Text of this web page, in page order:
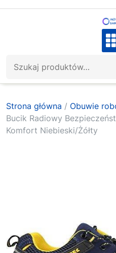
Strona główna / Obuwie
Bucik Radiowy
Komfort Niebieski/Żółty